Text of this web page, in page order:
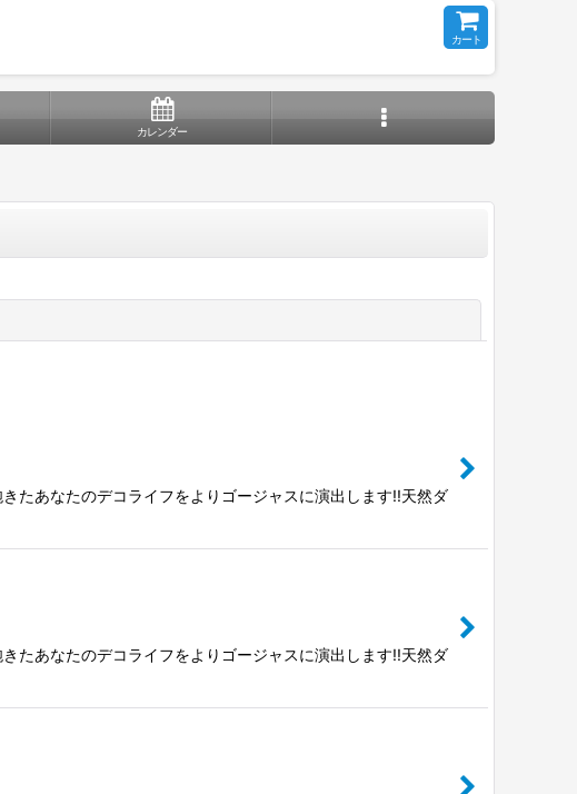
カート
カレンダー
たあなたのデコライフをよりゴージャスに演出します!!天然ダ
たあなたのデコライフをよりゴージャスに演出します!!天然ダ